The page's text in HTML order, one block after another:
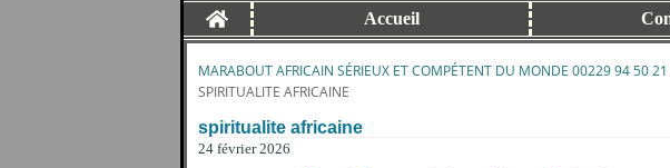
Home Accueil
MARABOUT AFRICAIN SÉRIEUX ET COMPÉTENT DU MONDE 00229 94 50
SPIRITUALITE AFRICAINE
spiritualite africaine
24 février 2026